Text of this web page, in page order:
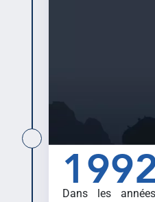
Dans les